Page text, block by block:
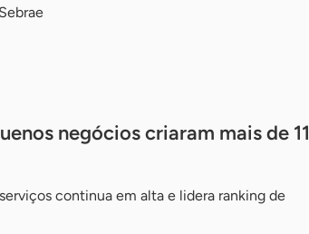
negócios criaram mais de 11
continua em alta e lidera ranking de